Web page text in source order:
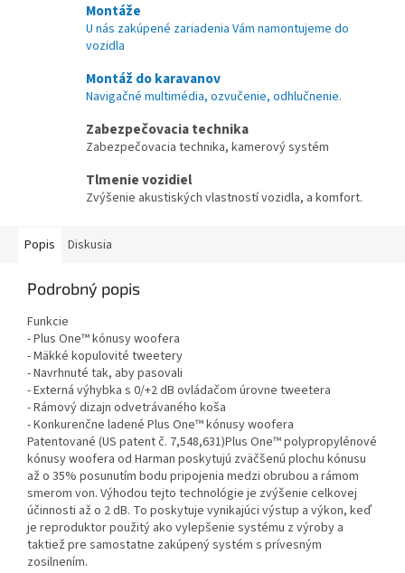
Montáže
U nás zakúpené zariadenia Vám namontujeme do
vozidla
Montáž do karavanov
Navigačné multimédia, ozvučenie, odhlučnenie.
Zabezpečovacia technika
Zabezpečovacia technika, kamerový systém
Tlmenie vozidiel
Zvýšenie akustiských vlastností vozidla, a komfort.
Popis Diskusia
Podrobný popis
Funkcie
- Plus One™ kónusy woofera
- Mäkké kopulovité tweetery
- Navrhnuté tak, aby pasovali
- Externá výhybka s 0/+2 dB ovládačom úrovne tweetera
- Rámový dizajn odvetrávaného koša
- Konkurenčne ladené Plus One™ kónusy woofera
Patentované (US patent č. 7,548,631)Plus One™ polypropylénové
kónusy woofera od Harman poskytujú zväčšenú plochu kónusu
až o 35% posunutím bodu pripojenia medzi obrubou a rámom
smerom von. Výhodou tejto technológie je zvýšenie celkovej
účinnosti až o 2 dB. To poskytuje vynikajúci výstup a výkon, keď
je reproduktor použitý ako vylepšenie systému z výroby a
taktiež pre samostatne zakúpený systém s prívesným
zosilnením.